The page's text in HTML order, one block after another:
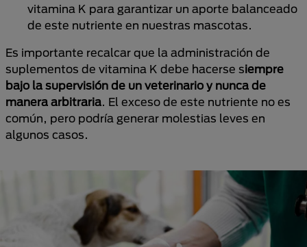
vitamina K para garantizar un aporte balanceado
de este nutriente en nuestras mascotas.
Es importante recalcar que la administración de
suplementos de vitamina K debe hacerse siempre
bajo la supervisión de un veterinario y nunca de
manera arbitraria. El exceso de este nutriente no es
común, pero podría generar molestias leves en
algunos casos.